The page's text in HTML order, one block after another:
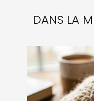
DANS LA